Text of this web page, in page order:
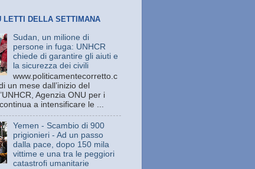
LETTI DELLA SETTIMANA
Sudan, un milione di
persone in fuga: UNHCR
chiede di garantire gli aiuti e
la sicurezza dei civili
www.politicamentecorretto.c
un mese dall’inizio del
Agenzia ONU per i
a intensificare le ...
Yemen - Scambio di 900
prigionieri - Ad un passo
dalla pace, dopo 150 mila
vittime e una tra le peggiori
catastrofi umanitarie